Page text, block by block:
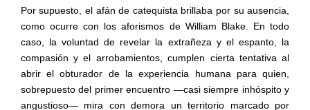
Por supuesto, el afán de catequista brillaba por su ausencia,
como ocurre con los aforismos de William Blake. En todo
caso, la voluntad de revelar la extrañeza y el espanto, la
compasión y el arrobamientos, cumplen cierta tentativa al
abrir el obturador de la experiencia humana para quien,
sobrepuesto del primer encuentro —casi siempre inhóspito y
angustioso— mira con demora un territorio marcado por